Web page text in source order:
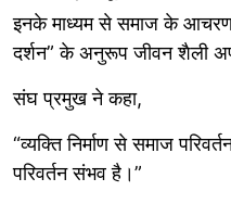
इनके माध्यम से समाज के आचरण
दर्शन” के अनुरूप जीवन शैली
संघ प्रमुख ने कहा,
“व्यक्ति निर्माण से समाज
परिवर्तन संभव है।”